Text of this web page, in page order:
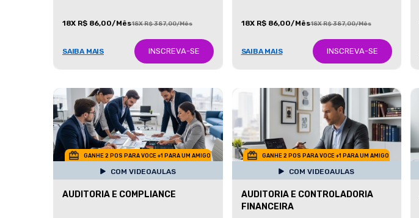
18X R$ 86,00/Mês18X R$ 387,00/Mês
SAIBA MAIS INSCREVA-SE
18X R$ 86,00/Mês18X R$ 387,00/Mês
SAIBA MAIS INSCREVA-SE
GANHE 2 POS PARA VOCE +1 PARA UM AMIGO
COM VIDEOAULAS
AUDITORIA E COMPLIANCE
GANHE 2 POS PARA VOCE +1 PARA UM AMIGO
COM VIDEOAULAS
AUDITORIA E CONTROLADORIA
FINANCEIRA